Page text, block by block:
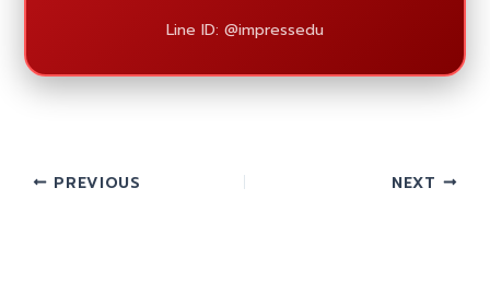
Line ID: @impressedu
PREVIOUS NEXT